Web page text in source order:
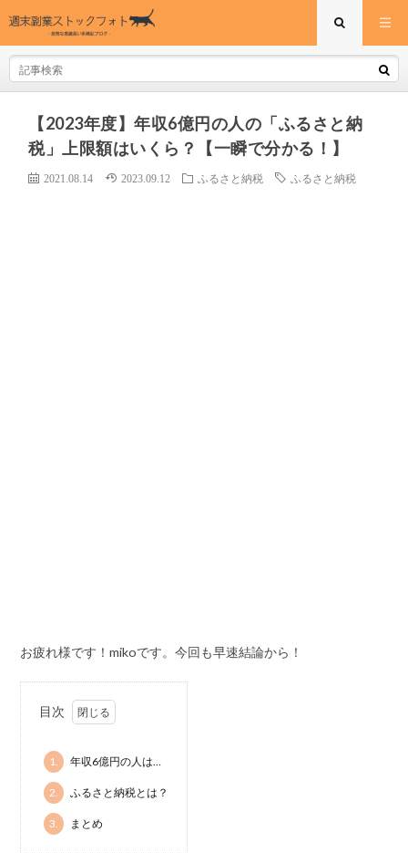
【2023年度】年収6億円の人の「ふるさと納
税」上限額はいくら？【一瞬で分かる！】
2021.08.14 2023.09.12 ふるさと納税 ふるさと納税
お疲れ様です！mikoです。今回も早速結論から！
目次
1. 年収6億円の人は…
2. ふるさと納税とは？
3. まとめ